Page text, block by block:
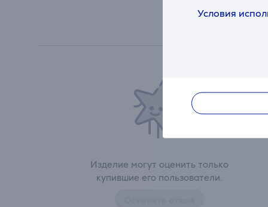
Условия
Изделие могут оценить только
купившие его пользователи.